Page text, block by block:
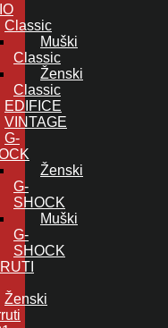
Classic
Muški
Classic
Ženski
Classic
EDIFICE
VINTAGE
G-
Ženski
G-
SHOCK
Muški
G-
SHOCK
Ženski